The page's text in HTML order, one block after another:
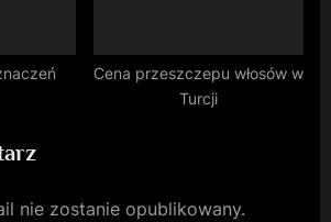
Cena przeszczepu włosów w
Turcji
nie zostanie opublikowany.